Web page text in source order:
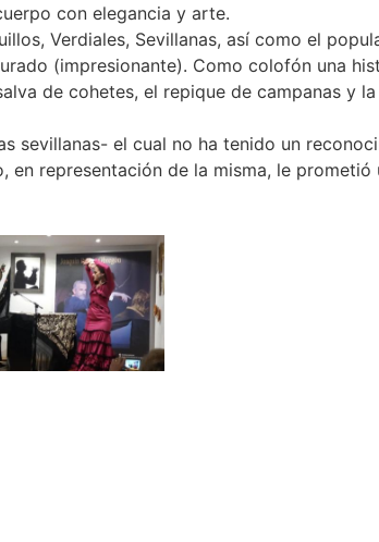
con elegancia y arte.
Verdiales, Sevillanas, así como el
(impresionante). Como colofón una
de cohetes, el repique de campanas y la
sevillanas- el cual no ha tenido un
representación de la misma, le prometió